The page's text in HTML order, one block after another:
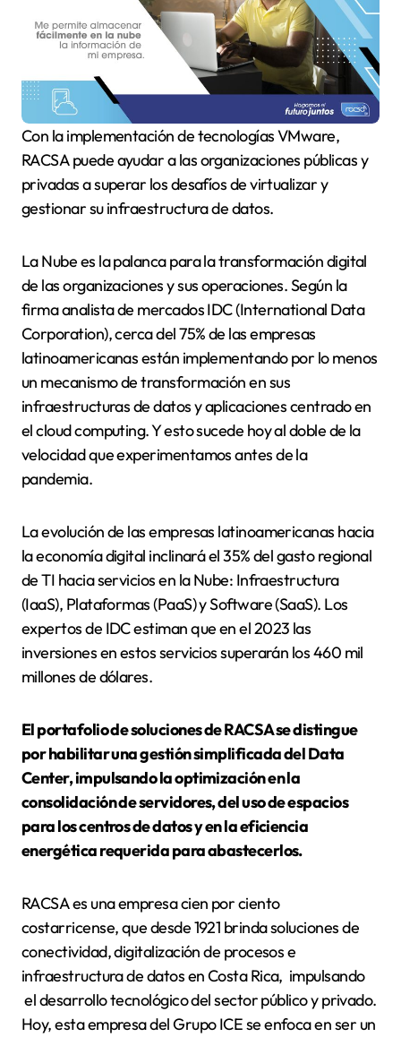
Con la implementación de tecnologías VMware,
RACSA puede ayudar a las organizaciones públicas y
privadas a superar los desafíos de virtualizar y
gestionar su infraestructura de datos.
La Nube es la palanca para la transformación digital
de las organizaciones y sus operaciones. Según la
firma analista de mercados IDC (International Data
Corporation), cerca del 75% de las empresas
latinoamericanas están implementando por lo menos
un mecanismo de transformación en sus
infraestructuras de datos y aplicaciones centrado en
el cloud computing. Y esto sucede hoy al doble de la
velocidad que experimentamos antes de la
pandemia.
La evolución de las empresas latinoamericanas hacia
la economía digital inclinará el 35% del gasto regional
de TI hacia servicios en la Nube: Infraestructura
(IaaS), Plataformas (PaaS) y Software (SaaS). Los
expertos de IDC estiman que en el 2023 las
inversiones en estos servicios superarán los 460 mil
millones de dólares.
El portafolio de soluciones de RACSA se distingue
por habilitar una gestión simplificada del Data
Center, impulsando la optimización en la
consolidación de servidores, del uso de espacios
para los centros de datos y en la eficiencia
energética requerida para abastecerlos.
RACSA es una empresa cien por ciento
costarricense, que desde 1921 brinda soluciones de
conectividad, digitalización de procesos e
infraestructura de datos en Costa Rica, impulsando
el desarrollo tecnológico del sector público y privado.
Hoy, esta empresa del Grupo ICE se enfoca en ser un